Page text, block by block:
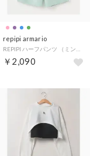
repipi armario
￥2,090